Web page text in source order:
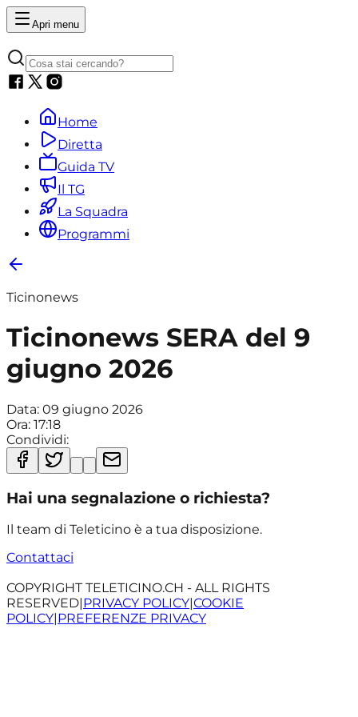
Apri menu
Home
Diretta
Guida TV
Il TG
La Squadra
Programmi
Ticinonews
Ticinonews SERA del 9
giugno 2026
Data: 09 giugno 2026
Ora: 17:18
Condividi:
Hai una segnalazione o richiesta?
Il team di Teleticino è a tua disposizione.
Contattaci
COPYRIGHT TELETICINO.CH - ALL RIGHTS
RESERVED|PRIVACY POLICY|COOKIE
POLICY|PREFERENZE PRIVACY